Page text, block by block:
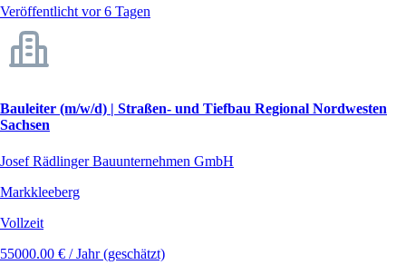
Veröffentlicht vor 6 Tagen
Bauleiter (m/w/d) | Straßen- und Tiefbau Regional Nordwesten
Sachsen
Josef Rädlinger Bauunternehmen GmbH
Markkleeberg
Vollzeit
55000.00 € / Jahr (geschätzt)